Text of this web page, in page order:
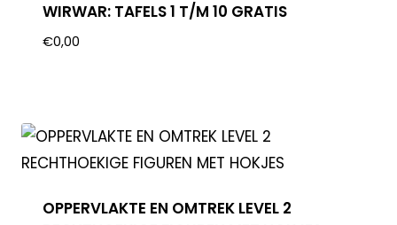
WIRWAR: TAFELS 1 T/M 10 GRATIS
€0,00
OPPERVLAKTE EN OMTREK LEVEL 2